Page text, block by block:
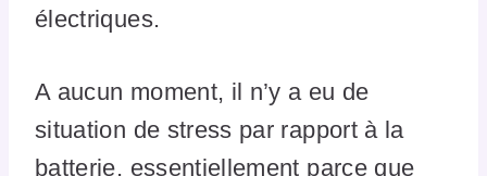
électriques.
A aucun moment, il n’y a eu de
situation de stress par rapport à la
batterie, essentiellement parce que